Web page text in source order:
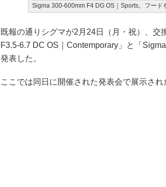
Sigma 300-600mm F4 DG OS｜Sports。フード
既報の通りシグマが2月24日（月・祝）、交
F3.5-6.7 DC OS｜Contemporary」と「
発表した。
ここでは同日に開催された発表会で展示され